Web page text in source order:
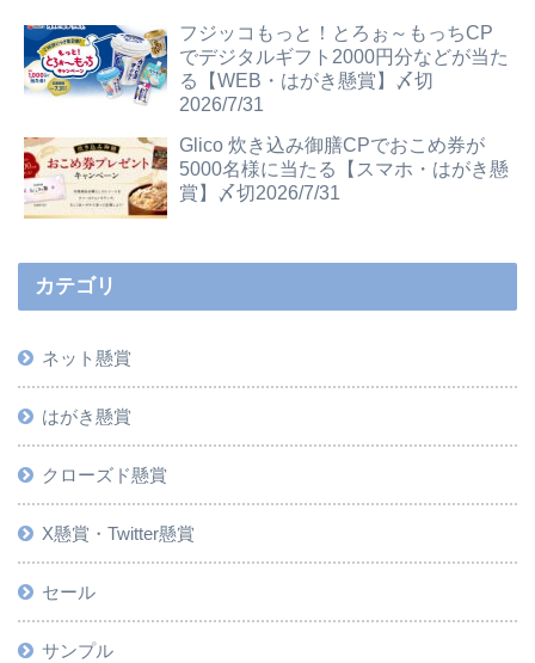
フジッコもっと！とろぉ～もっちCP
でデジタルギフト2000円分などが当た
る【WEB・はがき懸賞】〆切
2026/7/31
Glico 炊き込み御膳CPでおこめ券が
5000名様に当たる【スマホ・はがき懸
賞】〆切2026/7/31
カテゴリ
ネット懸賞
はがき懸賞
クローズド懸賞
X懸賞・Twitter懸賞
セール
サンプル